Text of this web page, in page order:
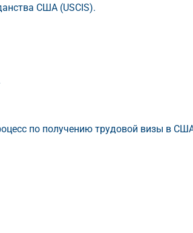
США (USCIS).
по получению трудовой визы в